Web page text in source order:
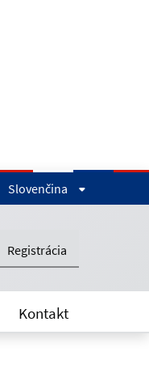
Slovenčina
Registrácia
Kontakt